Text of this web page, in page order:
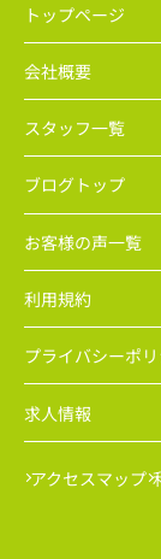
トップページ
会社概要
スタッフ一覧
ブログトップ
お客様の声一覧
利用規約
プライバシーポ
求人情報
アクセスマップ